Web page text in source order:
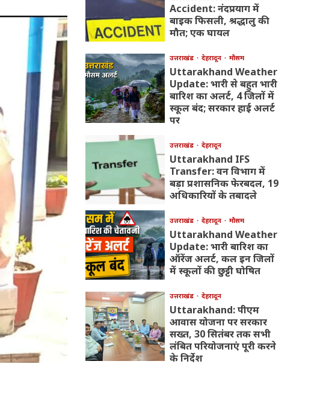
Accident: नंदप्रयाग में
बाइक फिसली, श्रद्धालु की
मौत; एक घायल
उत्तराखंड देहरादून मौसम
Uttarakhand Weather
Update: भारी से बहुत भारी
बारिश का अलर्ट, 4 जिलों में
स्कूल बंद; सरकार हाई अलर्ट
पर
उत्तराखंड देहरादून
Uttarakhand IFS
Transfer: वन विभाग में
बड़ा प्रशासनिक फेरबदल, 19
अधिकारियों के तबादले
उत्तराखंड देहरादून मौसम
Uttarakhand Weather
Update: भारी बारिश का
ऑरेंज अलर्ट, कल इन जिलों
में स्कूलों की छुट्टी घोषित
उत्तराखंड देहरादून
Uttarakhand: पीएम
आवास योजना पर सरकार
सख्त, 30 सितंबर तक सभी
लंबित परियोजनाएं पूरी करने
के निर्देश